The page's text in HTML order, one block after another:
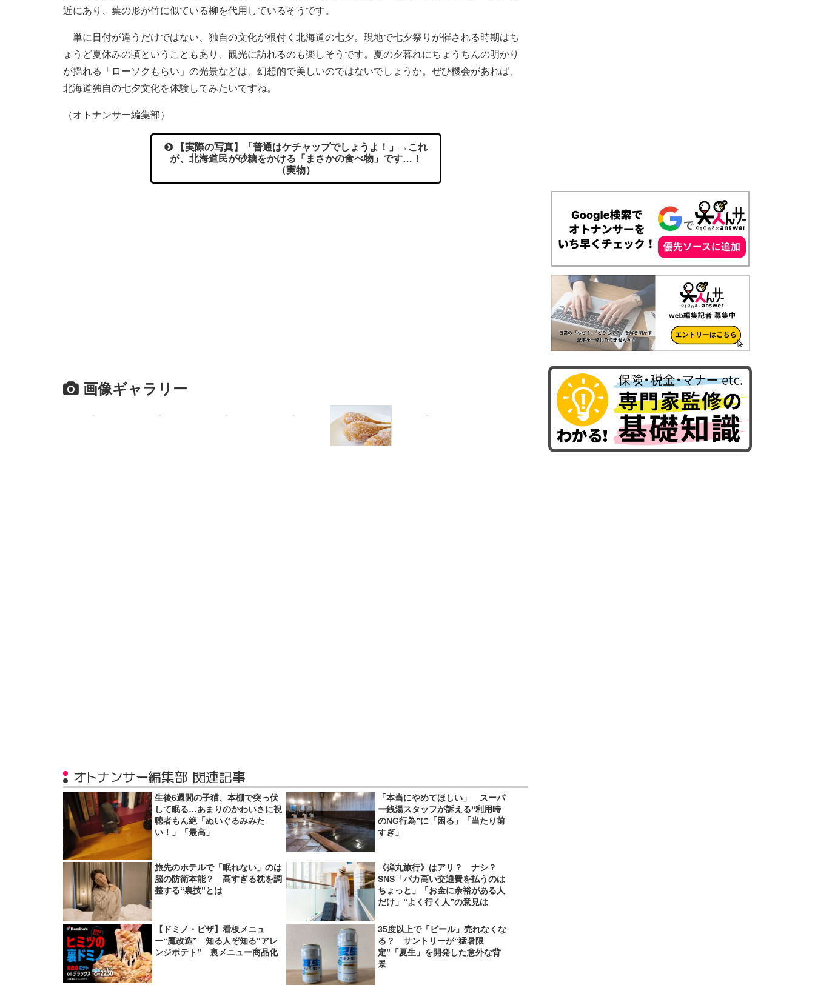
近にあり、葉の形が竹に似ている柳を代用しているそうです。
単に日付が違うだけではない、独自の文化が根付く北海道の七夕。現地で七夕祭りが催される時期はち
ょうど夏休みの頃ということもあり、観光に訪れるのも楽しそうです。夏の夕暮れにちょうちんの明かり
が揺れる「ローソクもらい」の光景などは、幻想的で美しいのではないでしょうか。ぜひ機会があれば、
北海道独自の七夕文化を体験してみたいですね。
（オトナンサー編集部）
【実際の写真】「普通はケチャップでしょうよ！」→これ
が、北海道民が砂糖をかける「まさかの食べ物」です…！
（実物）
画像ギャラリー
オトナンサー編集部 関連記事
生後6週間の子猫、本棚で突っ伏
して眠る…あまりのかわいさに視
聴者もん絶「ぬいぐるみみた
い！」「最高」
「本当にやめてほしい」 スーパ
ー銭湯スタッフが訴える“利用時
のNG行為”に「困る」「当たり前
すぎ」
旅先のホテルで「眠れない」のは
脳の防衛本能？ 高すぎる枕を調
整する“裏技”とは
《弾丸旅行》はアリ？ ナシ？
SNS「バカ高い交通費を払うのは
ちょっと」「お金に余裕がある人
だけ」“よく行く人”の意見は
【ドミノ・ピザ】看板メニュ
ー“魔改造” 知る人ぞ知る“アレ
ンジポテト” 裏メニュー商品化
35度以上で「ビール」売れなくな
る？ サントリーが“猛暑限
定”「夏生」を開発した意外な背
景